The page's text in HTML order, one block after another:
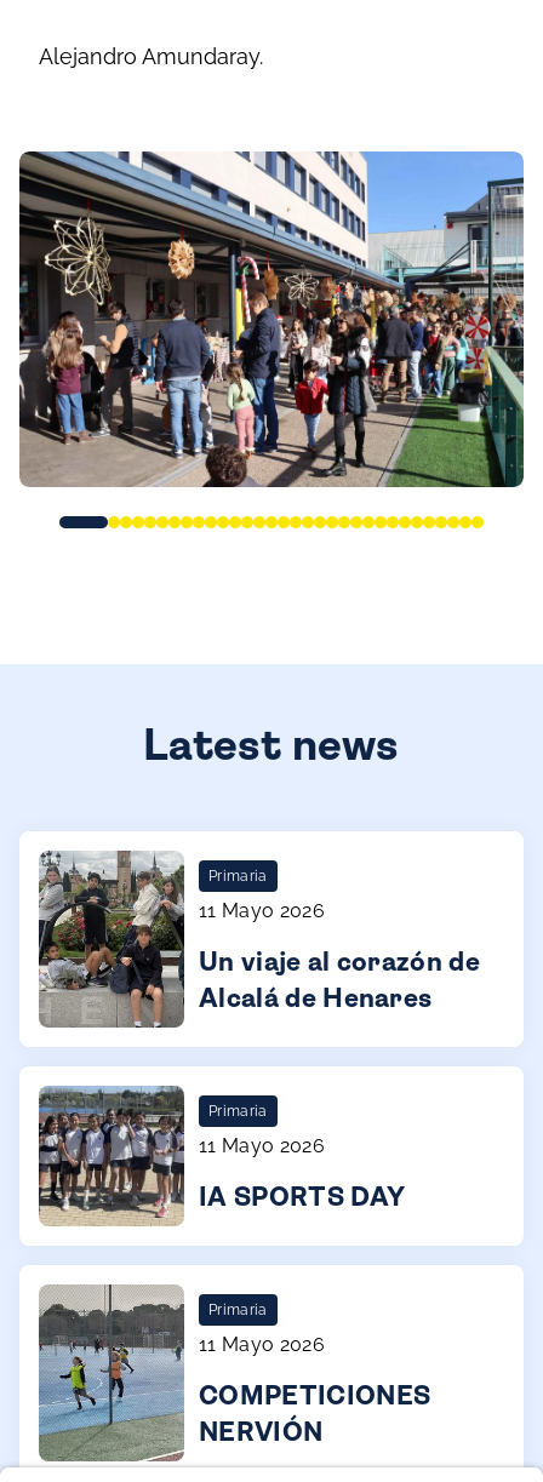
Alejandro Amundaray.
Latest news
Primaria
11 Mayo 2026
Un viaje al corazón de
Alcalá de Henares
Primaria
11 Mayo 2026
IA SPORTS DAY
Primaria
11 Mayo 2026
COMPETICIONES
NERVIÓN